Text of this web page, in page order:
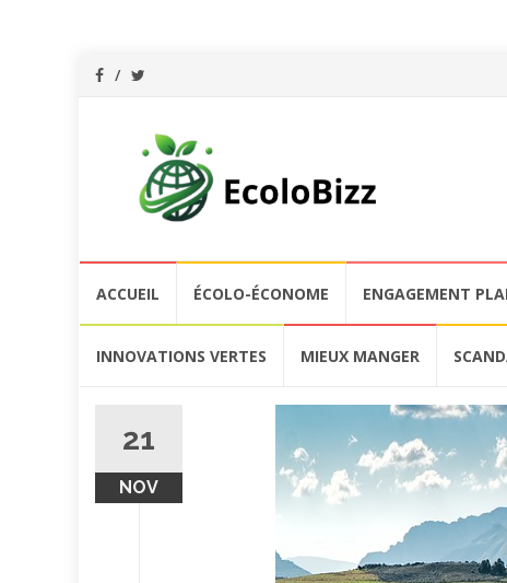
contenu
ACCUEIL ÉCOLO-ÉCONOME ENGAGEMENT
INNOVATIONS VERTES MIEUX MANGER
21
NOV